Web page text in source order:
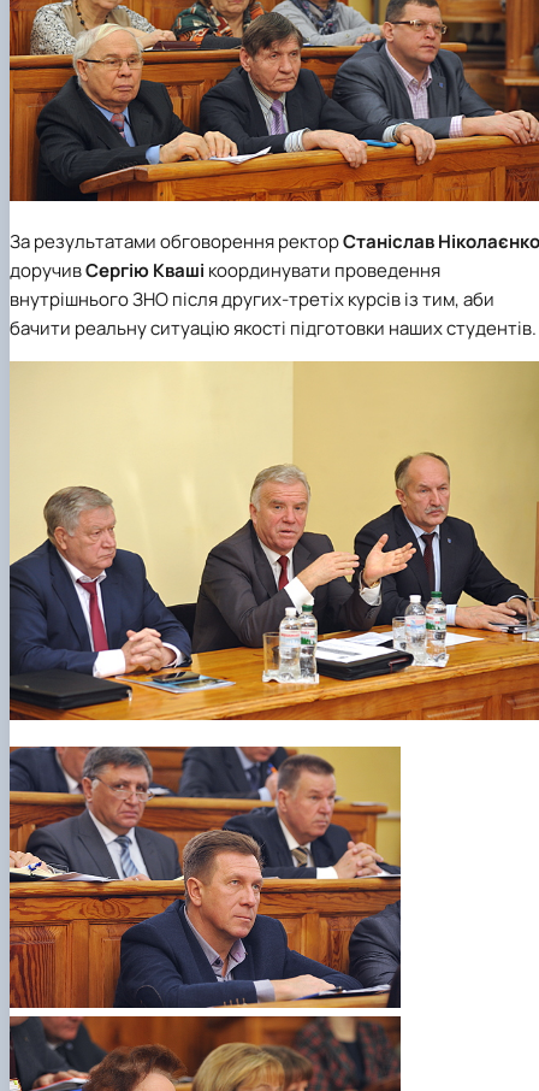
За результатами обговорення ректорСтаніслав Ніколаєнко
доручивСергію Кваші координувати проведення
внутрішнього ЗНО після других-третіх курсів із тим, аби
бачити реальну ситуацію якості підготовки наших студентів.